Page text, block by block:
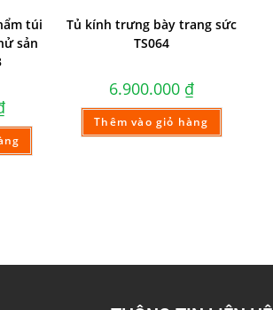
túi
sản
Tủ kính trưng bày trang sức
TS064
6.900.000 ₫
Thêm vào giỏ hàng